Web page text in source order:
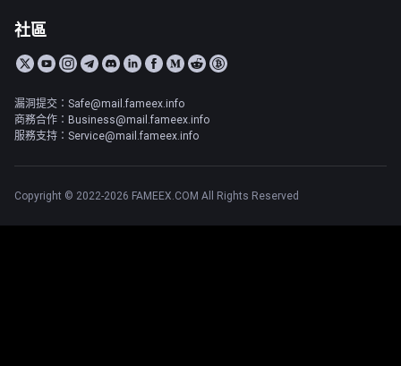
社區
漏洞提交：Safe@mail.fameex.info
商務合作：Business@mail.fameex.info
服務支持：Service@mail.fameex.info
Copyright © 2022-2026 FAMEEX.COM All Rights Reserved